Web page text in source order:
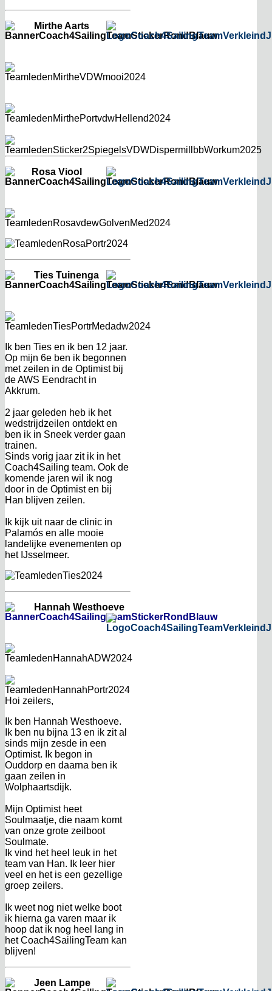
Mirthe Aarts
Rosa Viool
Ties Tuinenga
Ik ben Ties en ik ben 12 jaar.
Op mijn 6e ben ik begonnen
met zeilen in de Optimist bij
de AWS Eendracht in
Akkrum.
2 jaar geleden heb ik het
wedstrijdzeilen ontdekt en
ben ik in Sneek verder gaan
trainen.
Sinds vorig jaar zit ik in het
Coach4Sailing team. Ook de
komende jaren wil ik nog
door in de Optimist en bij
Han blijven zeilen.
Ik kijk uit naar de clinic in
Palamós en alle mooie
landelijke evenementen op
het IJsselmeer.
Hannah Westhoeve
Hoi zeilers,
Ik ben Hannah Westhoeve.
Ik ben nu bijna 13 en ik zit al
sinds mijn zesde in een
Optimist. Ik begon in
Ouddorp en daarna ben ik
gaan zeilen in
Wolphaartsdijk.
Mijn Optimist heet
Soulmaatje, die naam komt
van onze grote zeilboot
Soulmate.
Ik vind het heel leuk in het
team van Han. Ik leer hier
veel en het is een gezellige
groep zeilers.
Ik weet nog niet welke boot
ik hierna ga varen maar ik
hoop dat ik nog heel lang in
het Coach4SailingTeam kan
blijven!
Jeen Lampe